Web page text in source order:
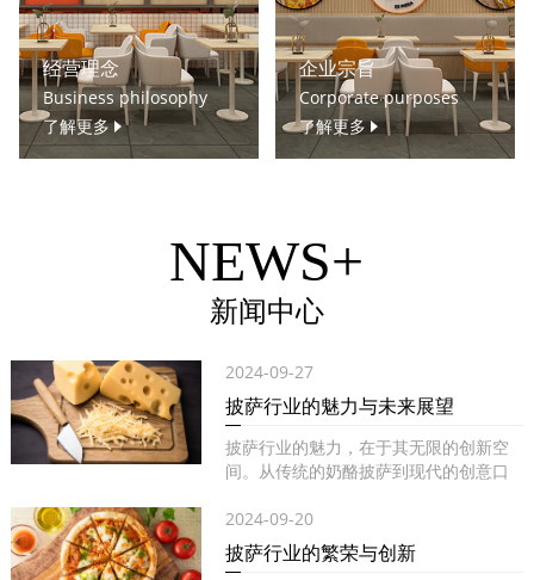
经营理念
Business philosophy
了解更多
企业宗旨
Corporate purposes
了解更多
NEWS+
新闻中心
2024-09-27
披萨行业的魅力与未来展望
披萨行业的魅力，在于其无限的创新空
间。从传统的奶酪披萨到现代的创意口
2024-09-20
披萨行业的繁荣与创新